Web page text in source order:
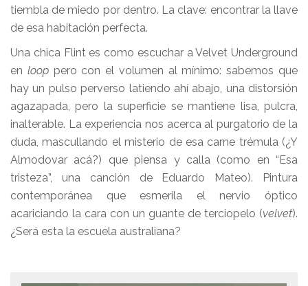
tiembla de miedo por dentro. La clave: encontrar la llave
de esa habitación perfecta.
Una chica Flint es como escuchar a Velvet Underground
en looppero con el volumen al mínimo: sabemos que
hay un pulso perverso latiendo ahí abajo, una distorsión
agazapada, pero la superficie se mantiene lisa, pulcra,
inalterable. La experiencia nos acerca al purgatorio de la
duda, mascullando el misterio de esa carne trémula (¿Y
Almodovar acá?) que piensa y calla (como en “Esa
tristeza”, una canción de Eduardo Mateo). Pintura
contemporánea que esmerila el nervio óptico
acariciando la cara con un guante de terciopelo (velvet).
¿Será esta la escuela australiana?